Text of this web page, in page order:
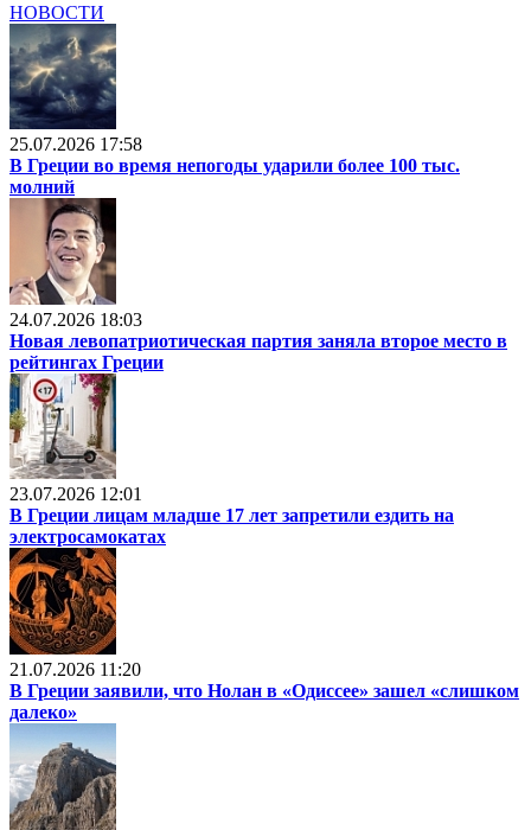
НОВОСТИ
25.07.2026 17:58
В Греции во время непогоды ударили более 100 тыс.
молний
24.07.2026 18:03
Новая левопатриотическая партия заняла второе место в
рейтингах Греции
23.07.2026 12:01
В Греции лицам младше 17 лет запретили ездить на
электросамокатах
21.07.2026 11:20
В Греции заявили, что Нолан в «Одиссее» зашел «слишком
далеко»